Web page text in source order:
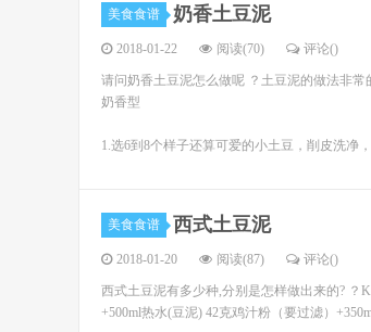
美食食谱 奶香土豆泥
2018-01-22 阅读(70) 评论()
请问奶香土豆泥怎么做呢 ？土豆泥的做法非常
奶香型
1.选6到8个样子还算可爱的小土豆，削皮洗净
美食食谱 西式土豆泥
2018-01-20 阅读(87) 评论()
西式土豆泥有多少种,分别是怎样做出来的? ？
+500ml热水(豆泥) 42克鸡汁粉（要过滤）